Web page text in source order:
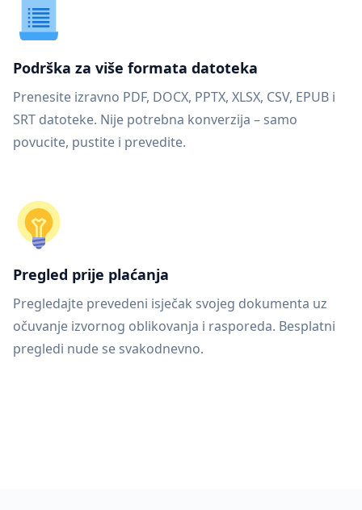
Podrška za više formata datoteka
Prenesite izravno PDF, DOCX, PPTX, XLSX, CSV, EPUB i
SRT datoteke. Nije potrebna konverzija – samo
povucite, pustite i prevedite.
Pregled prije plaćanja
Pregledajte prevedeni isječak svojeg dokumenta uz
očuvanje izvornog oblikovanja i rasporeda. Besplatni
pregledi nude se svakodnevno.